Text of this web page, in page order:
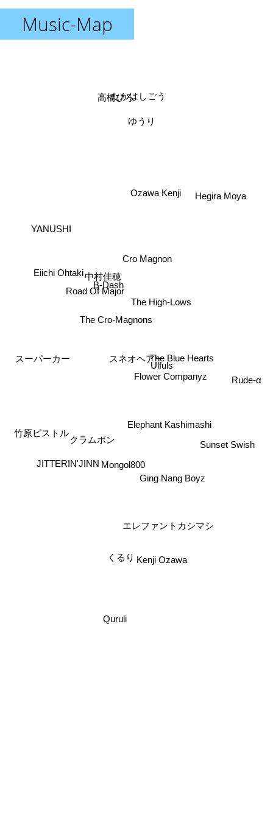
Music-Map
スネオヘアー
The High-Lows
Flower Companyz
Ging Nang Boyz
B-Dash
Ulfuls
クラムボン
Elephant Kashimashi
エレファントカシマシ
中村佳穂
Road Of Major
Kenji Ozawa
くるり
The Blue Hearts
Ozawa Kenji
Cro Magnon
Mongol800
Eiichi Ohtaki
Quruli
Sunset Swish
Hegira Moya
YANUSHI
竹原ピストル
高橋ひろ
JITTERIN'JINN
たかはしごう
Rude-α
ゆうり
スーパーカー